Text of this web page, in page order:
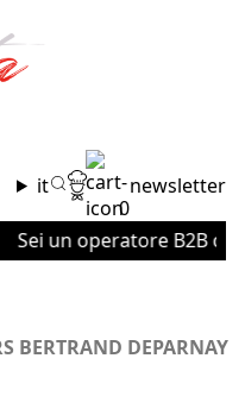
it
0
newsletter
Sei un operatore B2B o
BERTRAND DEPARNAY